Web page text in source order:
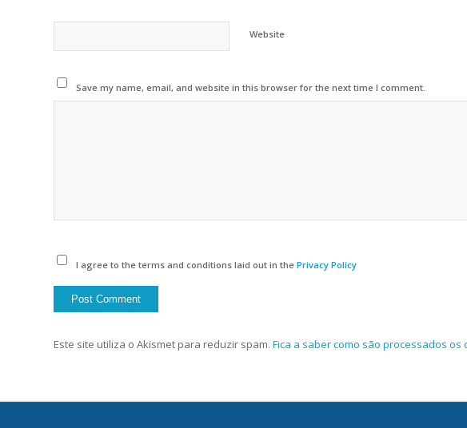
Website
Save my name, email, and website in this browser for the next time I comment.
I agree to the terms and conditions laid out in the Privacy Policy
Este site utiliza o Akismet para reduzir spam. Fica a saber como são processados